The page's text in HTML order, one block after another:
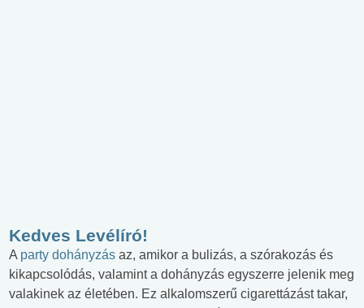
Kedves Levélíró!
A party dohányzás az, amikor a bulizás, a szórakozás és
kikapcsolódás, valamint a dohányzás egyszerre jelenik meg
valakinek az életében. Ez alkalomszerű cigarettázást takar,